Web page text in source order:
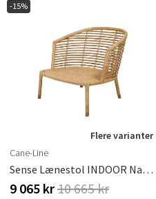
-15%
Flere varianter
Cane-Line
Sense Lænestol INDOOR Naturlig Rattan
9 065 kr10 665 kr